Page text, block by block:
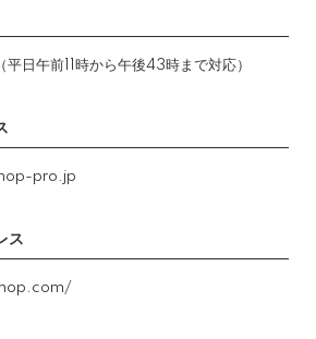
午前11時から午後43時まで対応）
pro.jp
ス